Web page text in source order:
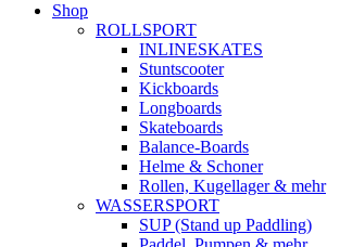
Shop
ROLLSPORT
INLINESKATES
Stuntscooter
Kickboards
Longboards
Skateboards
Balance-Boards
Helme & Schoner
Rollen, Kugellager & mehr
WASSERSPORT
SUP (Stand up Paddling)